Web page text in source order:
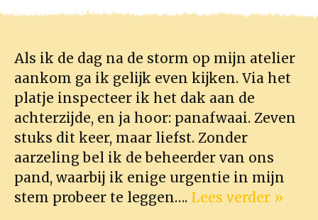
Als ik de dag na de storm op mijn atelier
aankom ga ik gelijk even kijken. Via het
platje inspecteer ik het dak aan de
achterzijde, en ja hoor: panafwaai. Zeven
stuks dit keer, maar liefst. Zonder
aarzeling bel ik de beheerder van ons
pand, waarbij ik enige urgentie in mijn
stem probeer te leggen…. Lees verder »